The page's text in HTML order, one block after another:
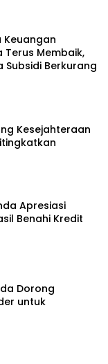
Keuangan
Terus Membaik,
Berkurang
Kesejahteraan
Apresiasi
Benahi Kredit
Dorong
untuk